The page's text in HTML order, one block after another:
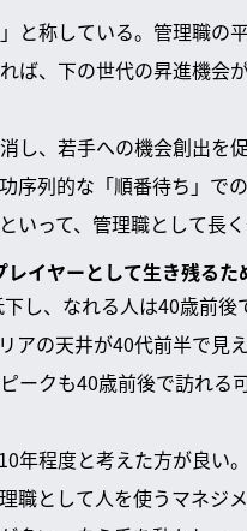
と称している。管理職の
ば、下の世代の昇進機会
し、若手への機会創出を
序列的な「順番待ち」で
って、管理職として長
イヤーとして生き残るた
し、なれる人は40歳前
アの天井が40代前半で見
ークも40歳前後で訪れる
年程度と考えた方が良い
職として人を使うマネジ